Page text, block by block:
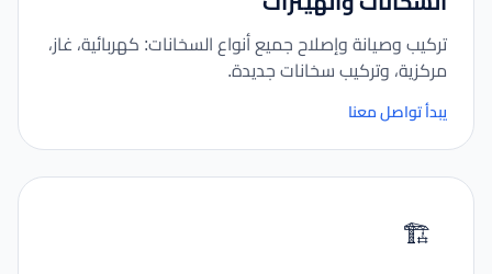
تركيب وصيانة وإصلاح جميع أنواع السخانات: كهربائية، غاز،
مركزية، وتركيب سخانات جديدة.
يبدأ تواصل معنا
🏗️